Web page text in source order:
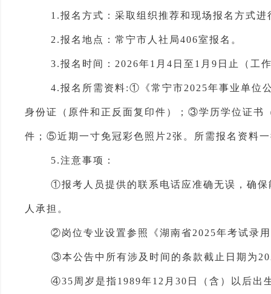
1.报名方式：采取 组织推荐和现场报名 方式进
2.报名地点：常宁市人社局406室报名。
3.报名时间： 2026年1 月 4 日至 1 月 9日 止（工
4.报名所需资料:① 《常宁市2025年事业单位
身份证（原件和正反面复印件）；③学历学位证书
件； ⑤近期一寸免冠彩色照片2张 。 所需报名资料
5.注意事项：
①报考 人员提供的联系电话应准确无误，确
人承担。
②岗位专业设置参照《湖南省2025年考试录
③本公告中所有涉及时间的条款截止日期为
④35周岁是指1989年12月30日（含）以后出